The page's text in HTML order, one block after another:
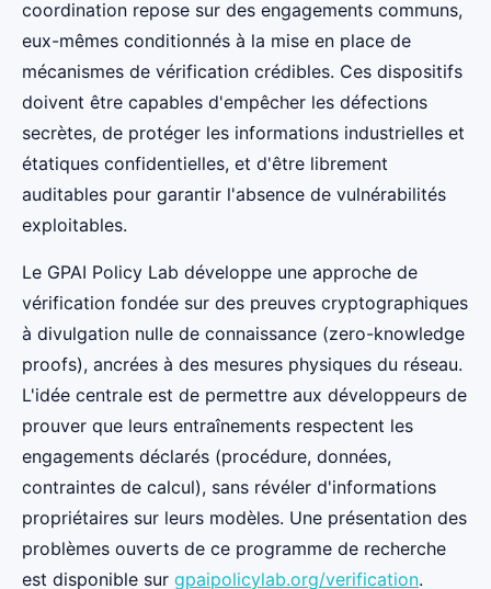
coordination repose sur des engagements communs,
eux-mêmes conditionnés à la mise en place de
mécanismes de vérification crédibles. Ces dispositifs
doivent être capables d'empêcher les défections
secrètes, de protéger les informations industrielles et
étatiques confidentielles, et d'être librement
auditables pour garantir l'absence de vulnérabilités
exploitables.
Le GPAI Policy Lab développe une approche de
vérification fondée sur des preuves cryptographiques
à divulgation nulle de connaissance (zero-knowledge
proofs), ancrées à des mesures physiques du réseau.
L'idée centrale est de permettre aux développeurs de
prouver que leurs entraînements respectent les
engagements déclarés (procédure, données,
contraintes de calcul), sans révéler d'informations
propriétaires sur leurs modèles. Une présentation des
problèmes ouverts de ce programme de recherche
est disponible sur gpaipolicylab.org/verification.